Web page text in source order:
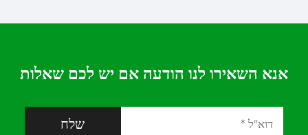
אנא השאירו לנו הודעה אם יש לכם שאלות
שלח